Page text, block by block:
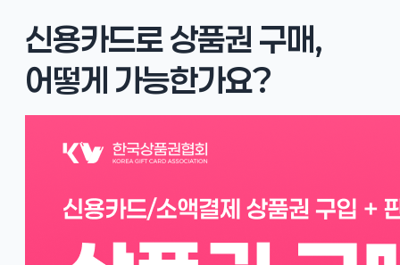
신용카드로 상품권 구매,
어떻게 가능한가요?